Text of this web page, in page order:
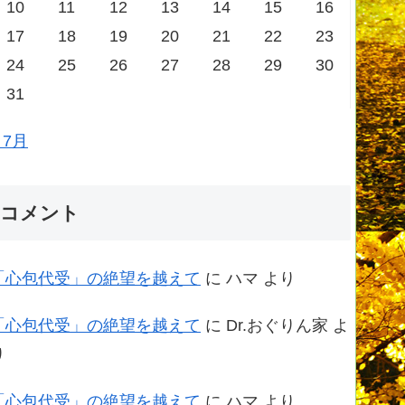
10 11 12 13 14 15
16
17
18 19 20 21 22
23
24
25 26 27 28 29
30
31
月
コメント
心包代受」の絶望を越えて に ハマ より
心包代受」の絶望を越えて に Dr.おぐりん家 よ
心包代受」の絶望を越えて に ハマ より